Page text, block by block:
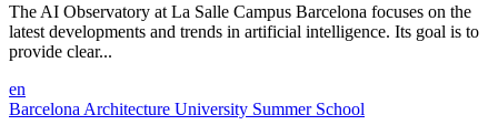
The AI Observatory at La Salle Campus Barcelona focuses on the
latest developments and trends in artificial intelligence. Its goal is to
provide clear...
en
Barcelona Architecture University Summer School